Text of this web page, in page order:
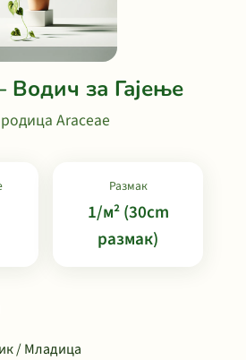
за Гајење
Araceae
Размак
1/м² (30cm
размак)
/ Младица